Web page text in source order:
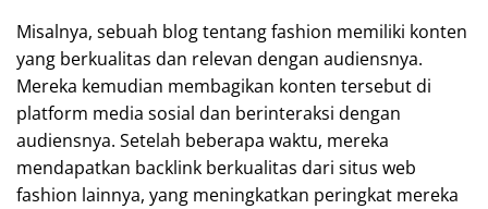
Misalnya, sebuah blog tentang fashion memiliki konten
yang berkualitas dan relevan dengan audiensnya.
Mereka kemudian membagikan konten tersebut di
platform media sosial dan berinteraksi dengan
audiensnya. Setelah beberapa waktu, mereka
mendapatkan backlink berkualitas dari situs web
fashion lainnya, yang meningkatkan peringkat mereka